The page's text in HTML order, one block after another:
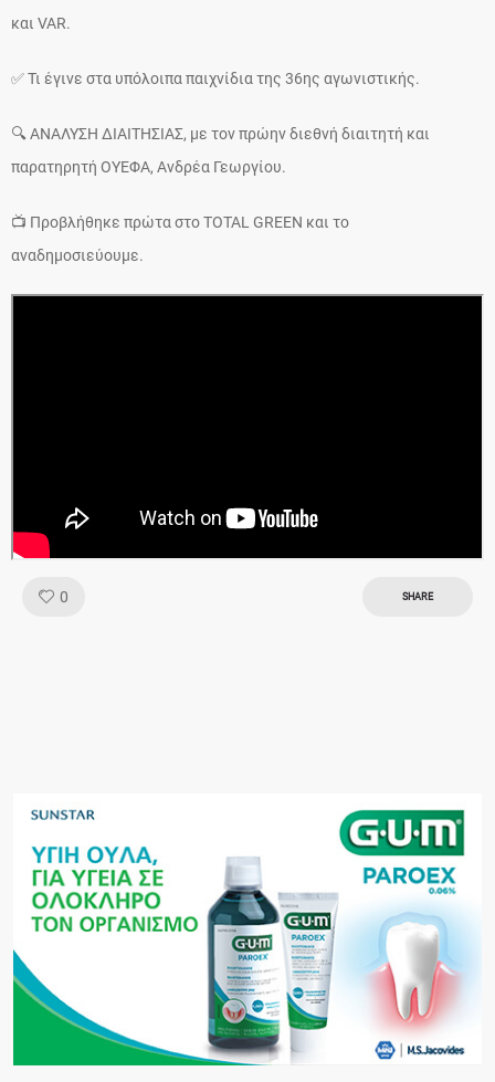
και VAR.
✅ Τι έγινε στα υπόλοιπα παιχνίδια της 36ης αγωνιστικής.
🔍 ΑΝΑΛΥΣΗ ΔΙΑΙΤΗΣΙΑΣ, με τον πρώην διεθνή διαιτητή και
παρατηρητή ΟΥΕΦΑ, Ανδρέα Γεωργίου.
📺 Προβλήθηκε πρώτα στο TOTAL GREEN και το
αναδημοσιεύουμε.
0 SHARE